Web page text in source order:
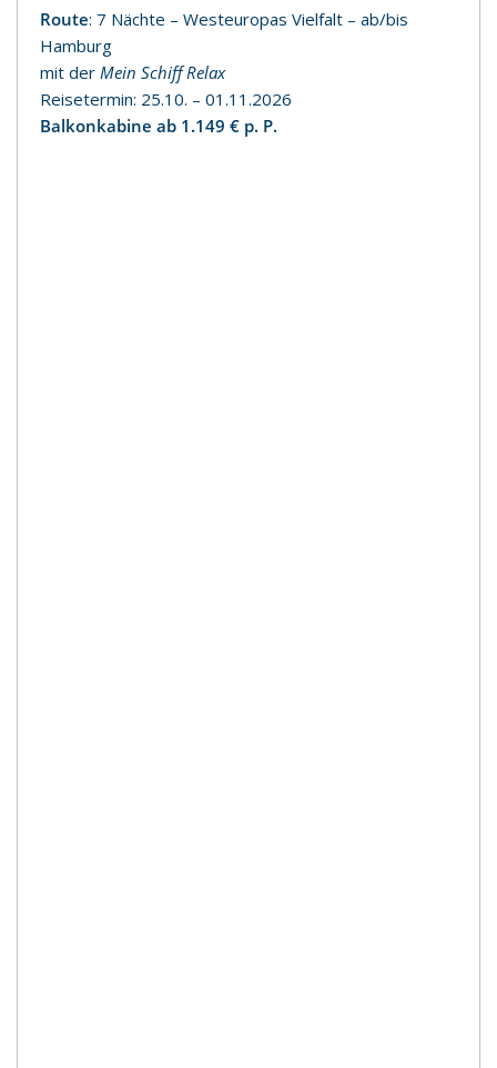
Route: 7 Nächte – Westeuropas Vielfalt – ab/bis
Hamburg
mit der Mein Schiff Relax
Reisetermin: 25.10. – 01.11.2026
Balkonkabine ab 1.149 € p. P.